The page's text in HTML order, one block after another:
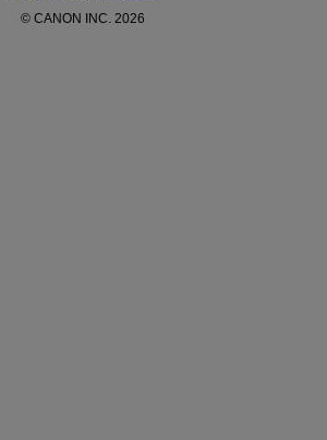
© CANON INC. 2026